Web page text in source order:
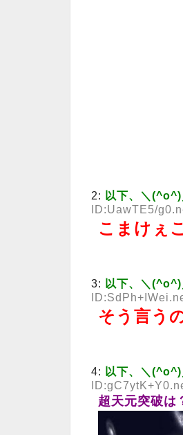
2: 以下、＼(^o^)
ID:UawTE5/
こまけぇ
3: 以下、＼(^o^)
そう言う
4: 以下、＼(^o^)
超天元突破は